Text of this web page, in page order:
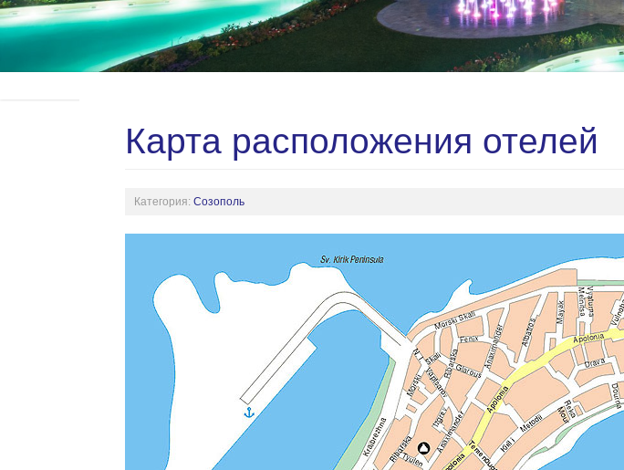
Карта расположения отелей
Категория: Созополь